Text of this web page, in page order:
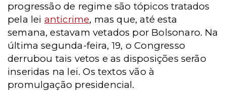
progressão de regime são tópicos tratados
pela lei anticrime, mas que, até esta
semana, estavam vetados por Bolsonaro. Na
última segunda-feira, 19, o Congresso
derrubou tais vetos e as disposições serão
inseridas na lei. Os textos vão à
promulgação presidencial.